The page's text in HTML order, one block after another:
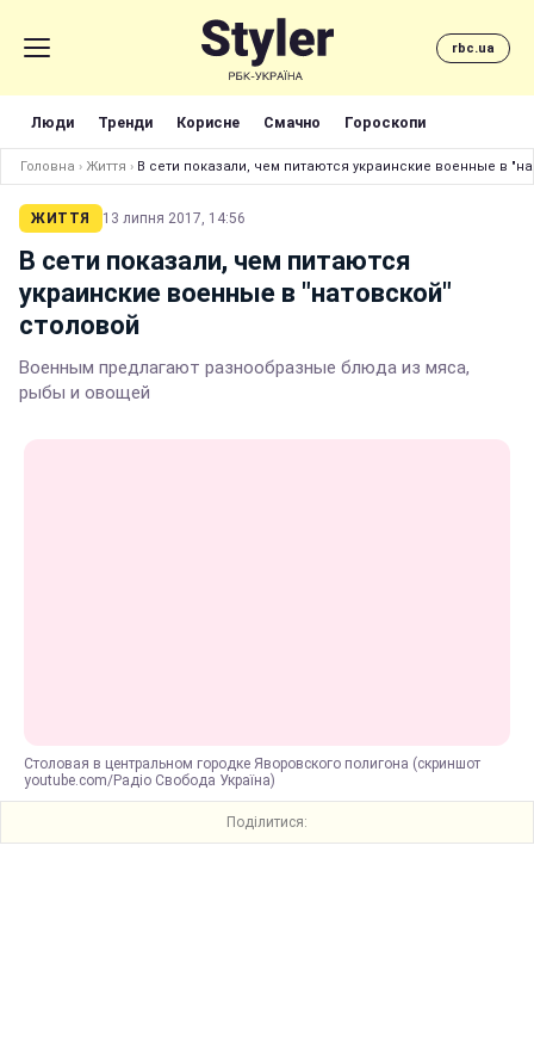
rbc.ua
Люди Тренди Корисне Смачно Гороскопи
Головна › Життя › В сети показали, чем питаются украинские военные в
ЖИТТЯ 13 липня 2017, 14:56
В сети показали, чем питаются
украинские военные в "натовской"
столовой
Военным предлагают разнообразные блюда из мяса,
рыбы и овощей
Столовая в центральном городке Яворовского полигона (скриншот
youtube.com/Радіо Свобода Україна)
Поділитися: